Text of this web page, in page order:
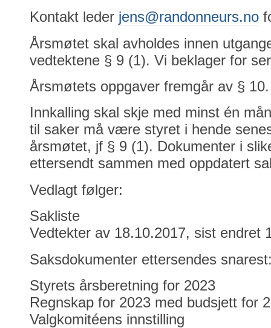
Kontakt leder jens@randonneurs.no
Årsmøtet skal avholdes innen
vedtektene § 9 (1). Vi beklager for
Årsmøtets oppgaver fremgår av § 10.
Innkalling skal skje med minst én
til saker må være styret i hende
årsmøtet, jf § 9 (1). Dokumenter i
ettersendt sammen med oppdatert
Vedlagt følger:
Sakliste
Vedtekter av 18.10.2017, sist endret
Saksdokumenter ettersendes
Styrets årsberetning for 2023
Regnskap for 2023 med budsjett for
Valgkomitéens innstilling